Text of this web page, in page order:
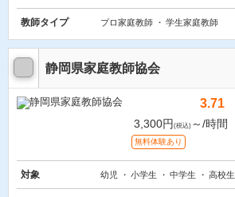
教師タイプ プロ家庭教師 学生家庭教師
静岡県家庭教師協会
3.71
3,300円 (税込) ～/時間
無料体験あり
対象 幼児 小学生 中学生 高校生